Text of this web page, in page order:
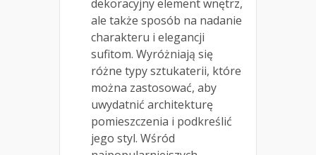
dekoracyjny element wnętrz,
ale także sposób na nadanie
charakteru i elegancji
sufitom. Wyróżniają się
różne typy sztukaterii, które
można zastosować, aby
uwydatnić architekturę
pomieszczenia i podkreślić
jego styl. Wśród